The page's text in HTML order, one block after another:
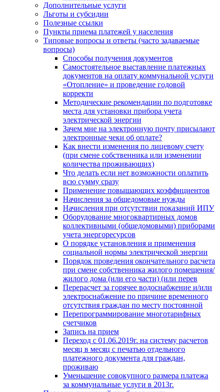
Дополнительные услуги
Льготы и субсидии
Полезные ссылки
Пункты приема платежей у населения
Типовые вопросы и ответы (часто задаваемые
вопросы)
Способы получения документов
Самостоятельное выставление платежных
документов на оплату коммунальной услуги
«Отопление» и проведение годовой
корректи
Методические рекомендации по подготовке
места для установки прибора учета
электрической энергии
Зачем мне на электронную почту присылают
электронные чеки об оплате?
Как внести изменения по лицевому счету
(при смене собственника или изменении
количества проживающих)
Что делать если нет возможности оплатить
всю сумму сразу
Применение повышающих коэффициентов
Начисления за общедомовые нужды
Начисления при отсутствии показаний ИПУ
Оборудование многоквартирных домов
коллективными (общедомовыми) приборами
учета энергоресурсов
О порядке установления и применения
социальной нормы электрической энергии
Порядок проведения окончательного расчета
при смене собственника жилого помещения/
жилого дома (или его части) (или перев
Перерасчет за горячее водоснабжение и/или
электроснабжение по причине временного
отсутствия граждан по месту постоянной
Перепрограммирование многотарифных
счетчиков
Запись на прием
Переход с 01.06.2019г. на систему расчетов
месяц в месяц с печатью отдельного
платежного документа для граждан,
проживаю
Уменьшение совокупного размера платежа
за коммунальные услуги в 2013г.